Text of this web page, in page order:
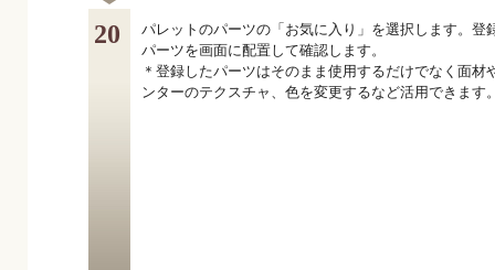
20
パレットのパーツの「お気に入り」を選択します。登
パーツを画面に配置して確認します。
＊登録したパーツはそのまま使用するだけでなく面材
ンターのテクスチャ、色を変更するなど活用できます